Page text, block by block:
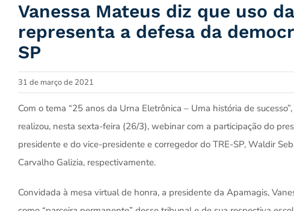
Vanessa Mateus diz que uso
representa a defesa da
SP
31 de março de 2021
Com o tema “25 anos da Urna Eletrônica – Uma história de
realizou, nesta sexta-feira (26/3), webinar com a participação do
presidente e do vice-presidente e corregedor do TRE-SP, Waldir
Carvalho Galizia, respectivamente.
Convidada à mesa virtual de honra, a presidente da Apamagis,